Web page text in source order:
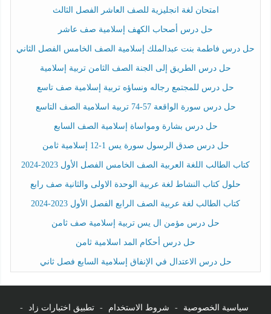
امتحان لغة انجليزية للصف العاشر الفصل الثالث
حل درس أصحاب الكهف إسلامية صف عاشر
حل درس فاطمة بنت عبدالملك إسلامية الصف الخامس الفصل الثاني
حل درس الطريق إلى الجنة الصف الثامن تربية إسلامية
حل درس للمجتمع رجاله ونساؤه تربية إسلامية صف تاسع
حل درس سورة الواقعة 57-74 تربية اسلامية الصف التاسع
حل درس بشارة ومواساة إسلامية الصف السابع
حل درس صدق الرسول سورة يس 1-12 إسلامية ثامن
كتاب الطالب اللغة العربية الصف الخامس الفصل الأول 2023-2024
حلول كتاب النشاط لغة عربية الوحدة الاولى والثانية صف رابع
كتاب الطالب لغة عربية الصف الرابع الفصل الأول 2023-2024
حل درس مؤمن ال يس تربية إسلامية صف ثامن
حل درس أحكام المد اسلامية ثامن
حل درس الاعتدال في الإنفاق إسلامية السابع فصل ثاني
سياسية الخصوصية - شروط الاستخدام - تطبيق اختبارات زاد -